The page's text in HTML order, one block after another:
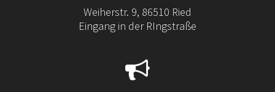
Weiherstr. 9, 86510 Ried
Eingang in der RIngstraße